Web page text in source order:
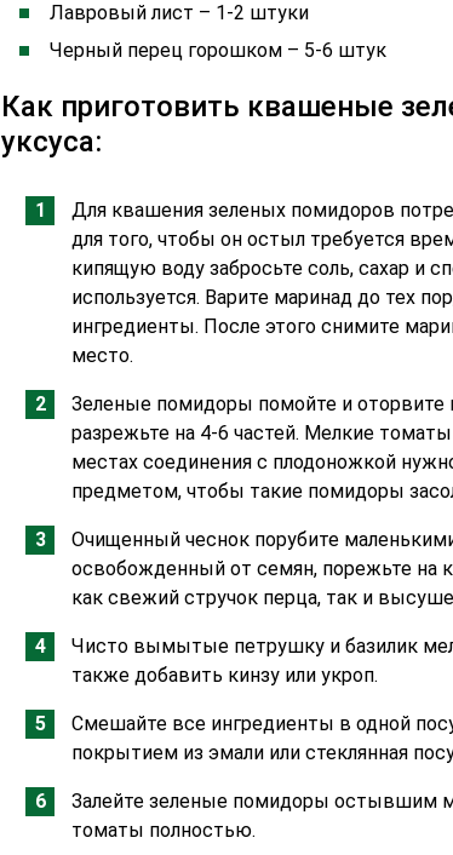
Лавровый лист – 1-2 штуки
Черный перец горошком – 5-6 штук
Как приготовить квашеные
уксуса:
Для квашения зеленых помидоров
для того, чтобы он остыл требуется
кипящую воду забросьте соль, сахар и
используется. Варите маринад до тех
ингредиенты. После этого снимите
место.
Зеленые помидоры помойте и
разрежьте на 4-6 частей. Мелкие
местах соединения с плодоножкой
предметом, чтобы такие помидоры
Очищенный чеснок порубите
освобожденный от семян, порежьте на
как свежий стручок перца, так и
Чисто вымытые петрушку и базилик
также добавить кинзу или укроп.
Смешайте все ингредиенты в одной
покрытием из эмали или стеклянная
Залейте зеленые помидоры остывшим
томаты полностью.